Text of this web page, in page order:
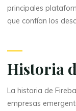
principales
que confían los
Historia
La historia de
empresas